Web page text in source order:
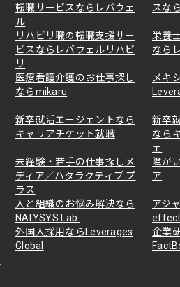
転職サービスならレバウェ
ル
スな
リハビリ職の転職支援サー
ビスならレバウェルリハビ
リ
栄養
なら
医療看護介護のお仕事探し
ならmikaru
メキ
新卒就活エージェントなら
キャリアチケット就職
新卒
なら
ェ
未経験・若手の仕事探しメ
ディア／ハタラクティブ プ
ラス
障が
ア
人と組織のお悩み解決なら
NALYSYS Lab.
アジ
外国人採用ならLeverages
Global
企業